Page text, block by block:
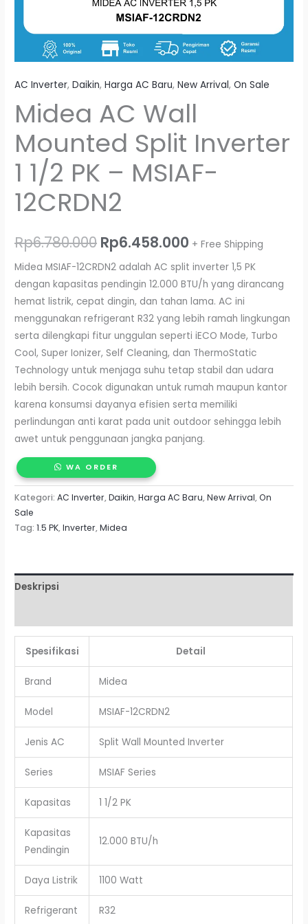
AC Inverter,Daikin,Harga AC Baru,New Arrival,On Sale
Midea AC Wall
Mounted Split Inverter
1 1/2 PK – MSIAF-
12CRDN2
Rp6.780.000 Rp6.458.000 + Free Shipping
Midea MSIAF-12CRDN2 adalah AC split inverter 1,5 PK
dengan kapasitas pendingin 12.000 BTU/h yang dirancang
hemat listrik, cepat dingin, dan tahan lama. AC ini
menggunakan refrigerant R32 yang lebih ramah lingkungan
serta dilengkapi fitur unggulan seperti iECO Mode, Turbo
Cool, Super Ionizer, Self Cleaning, dan ThermoStatic
Technology untuk menjaga suhu tetap stabil dan udara
lebih bersih. Cocok digunakan untuk rumah maupun kantor
karena konsumsi dayanya efisien serta memiliki
perlindungan anti karat pada unit outdoor sehingga lebih
awet untuk penggunaan jangka panjang.
WA ORDER
Kategori:AC Inverter,Daikin,Harga AC Baru,New Arrival,On
Sale
Tag:1.5 PK,Inverter,Midea
Deskripsi
Spesifikasi Detail
Brand Midea
Model MSIAF-12CRDN2
Jenis AC Split Wall Mounted Inverter
Series MSIAF Series
Kapasitas 1 1/2 PK
Kapasitas
Pendingin
12.000 BTU/h
Daya Listrik 1100 Watt
Refrigerant R32